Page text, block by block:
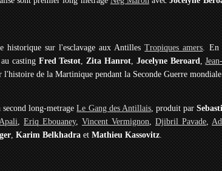
historique sur l'esclavage aux AntillesTropiques amers. En
castingFred Testot,Zita Hanrot,Jocelyne Beroard,
l'histoire de la Martinique pendant la Seconde Guerre
second long-metrageLe Gang des Antillais, produit par
,Eriq Ebouaney,Vincent Vermignon,Djibril Pavade,
,Karim BelkhadraetMathieu Kassovitz.